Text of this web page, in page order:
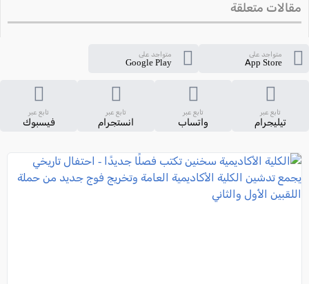
مقالات متعلقة
متواجد على
App Store
متواجد على
Google Play
تابع عبر
تيليجرام
تابع عبر
واتساب
تابع عبر
انستجرام
تابع عبر
فيسبوك